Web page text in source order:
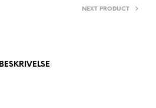
E
NEXT PRODUCT
BESKRIVELSE